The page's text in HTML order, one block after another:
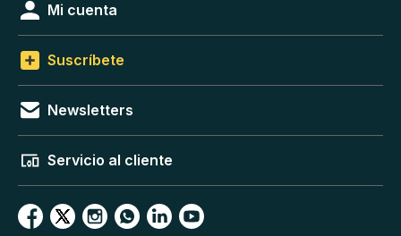
Mi cuenta
Suscríbete
Newsletters
Servicio al cliente